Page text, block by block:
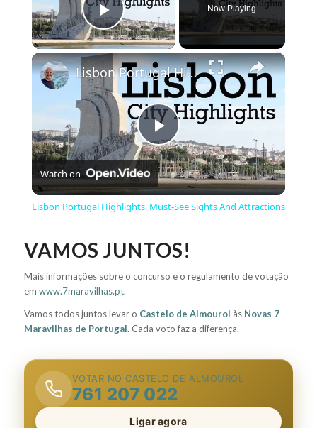
Play Video
Now Playing
×
Play
Video
Lisbon Portugal Highlights. Must-See Sights And Attractions
Watch on
Lisbon Portugal Highlights. Must-See Sights And Attractions
VAMOS JUNTOS!
Mais informações sobre o concurso e o regulamento de votação
em www.7maravilhas.pt.
Vamos todos juntos levar o Castelo de Almourol às Novas 7
Maravilhas de Portugal. Cada voto faz a diferença.
VOTAR NO CASTELO DE ALMOUROL
761 207 022
Ligar agora